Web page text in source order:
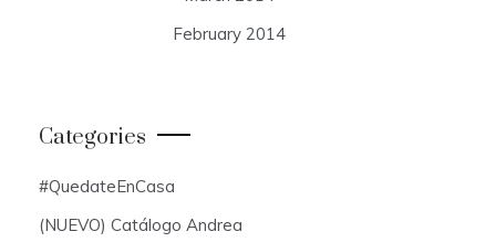
February 2014
Categories
#QuedateEnCasa
(NUEVO) Catálogo Andrea